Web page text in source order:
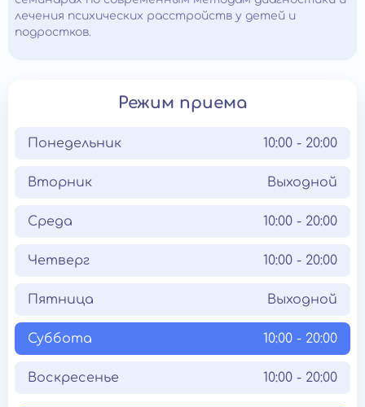
лечения психических расстройств у детей и
подростков.
Режим приема
Понедельник 10:00 - 20:00
Вторник Выходной
Среда 10:00 - 20:00
Четверг 10:00 - 20:00
Пятница Выходной
Суббота 10:00 - 20:00
Воскресенье 10:00 - 20:00